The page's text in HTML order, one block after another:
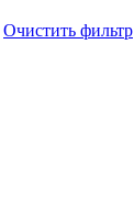
Очистить фильтр